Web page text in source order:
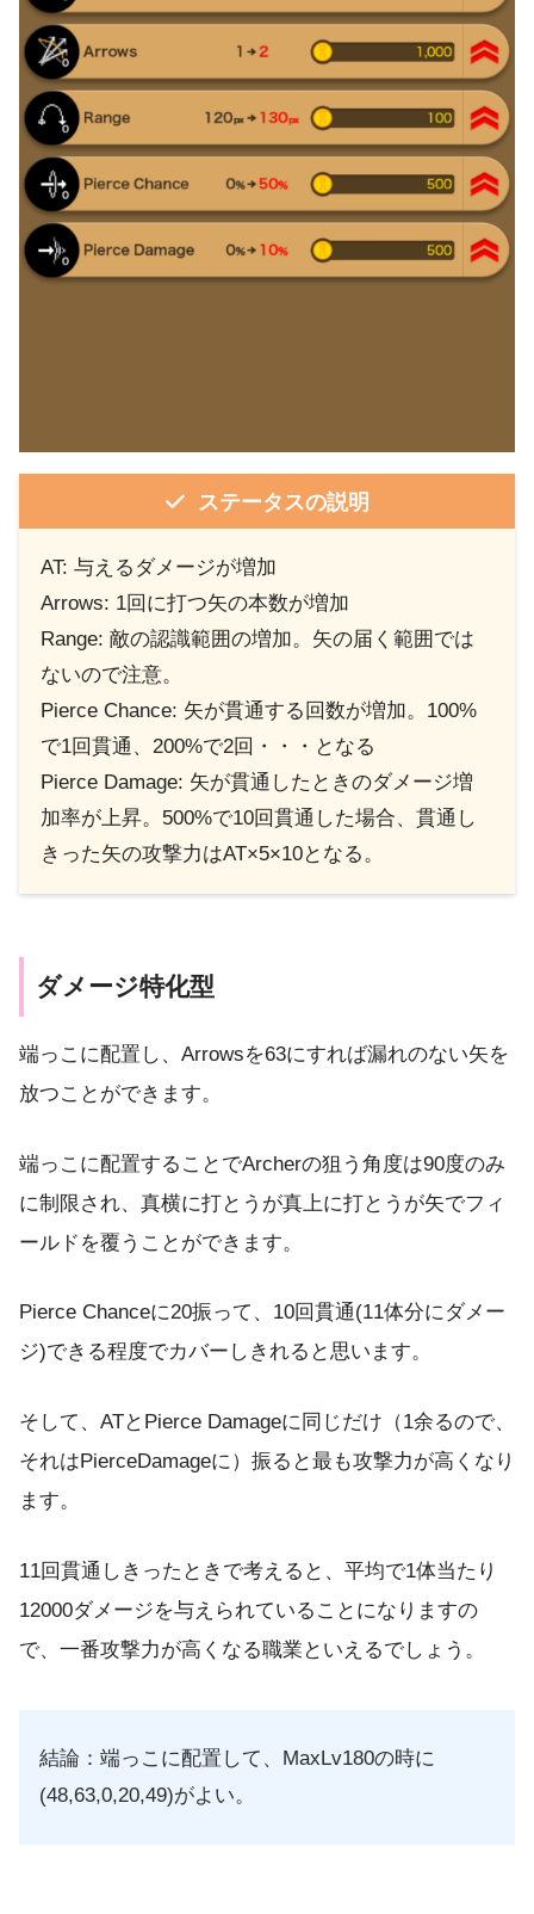
ステータスの説明
AT: 与えるダメージが増加
Arrows: 1回に打つ矢の本数が増加
Range: 敵の認識範囲の増加。矢の届く範囲では
ないので注意。
Pierce Chance: 矢が貫通する回数が増加。100%
で1回貫通、200%で2回・・・となる
Pierce Damage: 矢が貫通したときのダメージ増
加率が上昇。500%で10回貫通した場合、貫通し
きった矢の攻撃力はAT×5×10となる。
ダメージ特化型
端っこに配置し、Arrowsを63にすれば漏れのない矢を
放つことができます。
端っこに配置することでArcherの狙う角度は90度のみ
に制限され、真横に打とうが真上に打とうが矢でフィ
ールドを覆うことができます。
Pierce Chanceに20振って、10回貫通(11体分にダメー
ジ)できる程度でカバーしきれると思います。
そして、ATとPierce Damageに同じだけ（1余るので、
それはPierceDamageに）振ると最も攻撃力が高くなり
ます。
11回貫通しきったときで考えると、平均で1体当たり
12000ダメージを与えられていることになりますの
で、一番攻撃力が高くなる職業といえるでしょう。
結論：端っこに配置して、MaxLv180の時に
(48,63,0,20,49)がよい。